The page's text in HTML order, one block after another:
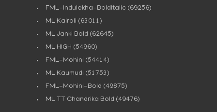
FML-Indulekha-BoldItalic (69256)
ML Kairali (63011)
ML Janki Bold (62645)
ML HIGH (54960)
FML-Mohini (54414)
ML Kaumudi (51753)
FML-Mohini-Bold (49875)
ML TT Chandrika Bold (49476)